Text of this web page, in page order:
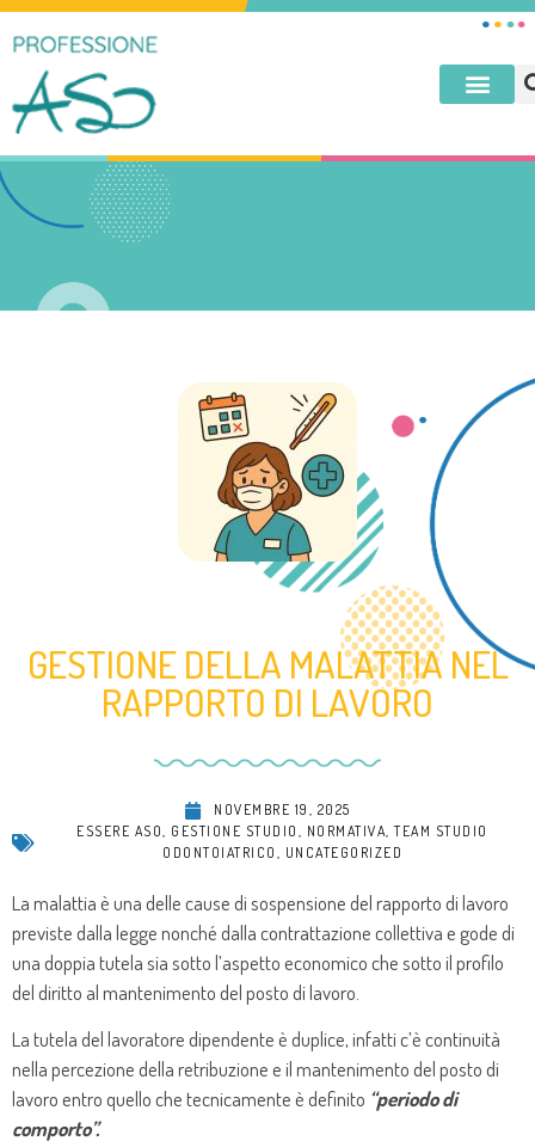
GESTIONE DELLA MALATTIA NEL
RAPPORTO DI LAVORO
NOVEMBRE 19, 2025
ESSERE ASO, GESTIONE STUDIO , NORMATIVA,TEAM STUDIO
ODONTOIATRICO , UNCATEGORIZED
La malattia è una delle cause di sospensione del rapporto di lavoro
previste dalla legge nonché dalla contrattazione collettiva e gode di
una doppia tutela sia sotto l’aspetto economico che sotto il profilo
del diritto al mantenimento del posto di lavoro.
La tutela del lavoratore dipendente è duplice, infatti c’è continuità
nella percezione della retribuzione e il mantenimento del posto di
lavoro entro quello che tecnicamente è definito “periodo di
comporto”.